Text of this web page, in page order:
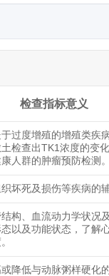
检查指标意义
过度增殖的增殖类疾
检查出TK1浓度的变
人群的肿瘤预防检测
坏死及损伤等疾病的
构、血流动力学状况
以及功能状态，了解
降低与动脉粥样硬化